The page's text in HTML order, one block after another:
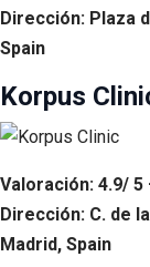
Dirección: Plaza
Spain
Korpus
Valoración: 4.9/ 5
Dirección: C. de
Madrid, Spain